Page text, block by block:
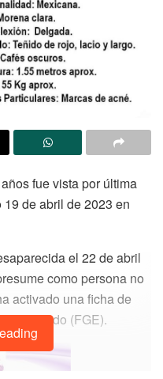
fue vista por última
de abril de 2023 en
el 22 de abril
como persona no
activado una ficha de
del Estado (FGE).